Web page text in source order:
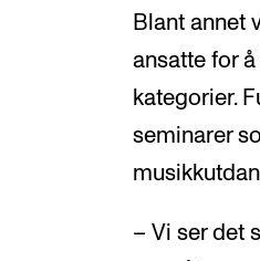
Blant annet
ansatte for
kategorier.
seminarer
– Vi ser det